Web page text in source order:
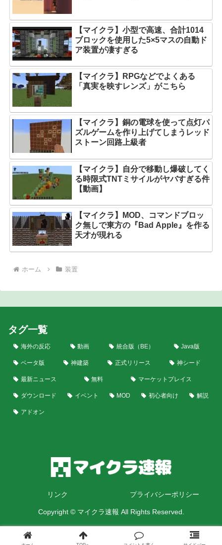
【マイクラ】小型で高速、合計1014
ブロックを使用した5×5マスの自動ド
ア装置が凄すぎる
【マイクラ】RPGなどでよくある
「真実を映すレンズ」がこちら
【マイクラ】銅の電球を使って点灯パ
ズルゲームを作り上げてしまうレッド
ストーン回路上級者
【マイクラ】自分で移動し爆破してく
る時限式TNTミサイルがヤバすぎる件
【動画】
【マイクラ】MOD、コマンドブロッ
ク無しで東方の『Bad Apple』を作る
天才が現れる
ホーム 装置
タグ一覧
海外の反応 動画 統合版（BE） Java版
ベータ版 神建築 正式リリース 神シード
最新ニュース 無料 マーケットプレイス
ダウンロード イベント MOD 初心者向け 解説
アドオン
リンク プライバシーポリシー
Copyright © マイクラ速報 All Rights Reserved.